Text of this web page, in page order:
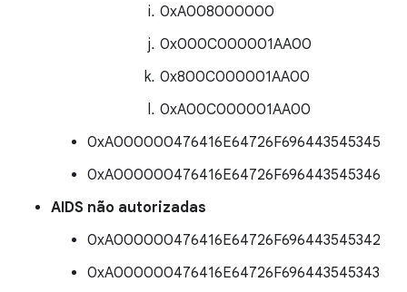
0xA008000000
0x000C000001AA00
0x800C000001AA00
0xA00C000001AA00
0xA000000476416E64726F696443545345
0xA000000476416E64726F696443545346
AIDS não autorizadas
0xA000000476416E64726F696443545342
0xA000000476416E64726F696443545343